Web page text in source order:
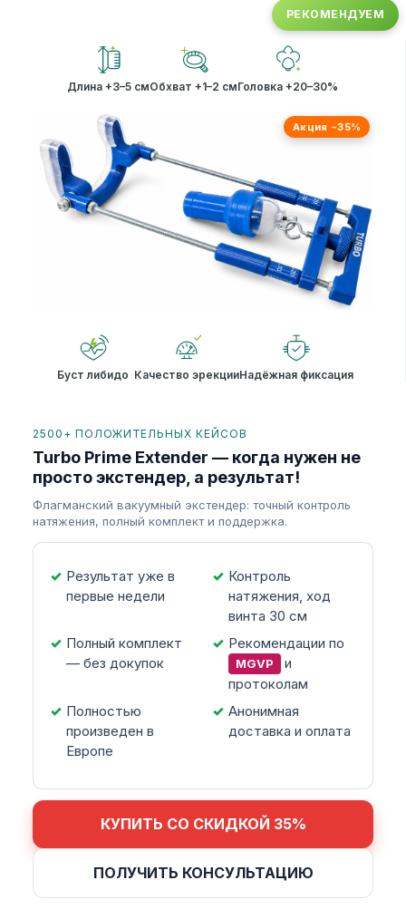
РЕКОМЕНДУЕМ
Длина +3–5 смОбхват +1–2 смГоловка +20–30%
Акция −35%
Буст либидо Качество эрекцииНадёжная фиксация
2500+ ПОЛОЖИТЕЛЬНЫХ КЕЙСОВ
Turbo Prime Extender — когда нужен не
просто экстендер, а результат!
Флагманский вакуумный экстендер: точный контроль
натяжения, полный комплект и поддержка.
Результат уже в
первые недели
Контроль
натяжения, ход
винта 30 см
Полный комплект
— без докупок
Рекомендации по
MGVP
и
протоколам
Полностью
произведен в
Европе
Анонимная
доставка и оплата
КУПИТЬ СО СКИДКОЙ 35%
ПОЛУЧИТЬ КОНСУЛЬТАЦИЮ